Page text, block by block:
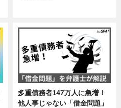
多重債務者147万人に急増！
他人事じゃない「借金問題」